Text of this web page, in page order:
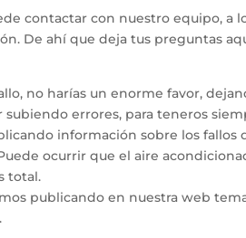
contactar con nuestro equipo, a
De ahí que deja tus preguntas
no harías un enorme favor,
subiendo errores, para teneros
información sobre los fallos
ocurrir que el aire
total.
publicando en nuestra web